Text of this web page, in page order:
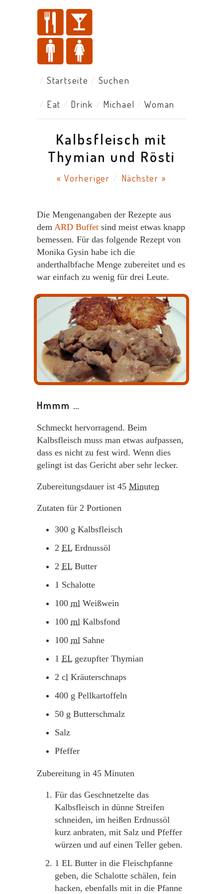
Startseite Suchen
Eat Drink Michael Woman
Kalbsfleisch mit
Thymian und Rösti
« Vorheriger / Nächster »
Die Mengenangaben der Rezepte aus
dem ARD Buffet sind meist etwas knapp
bemessen. Für das folgende Rezept von
Monika Gysin habe ich die
anderthalbfache Menge zubereitet und es
war einfach zu wenig für drei Leute.
Hmmm …
Schmeckt hervorragend. Beim
Kalbsfleisch muss man etwas aufpassen,
dass es nicht zu fest wird. Wenn dies
gelingt ist das Gericht aber sehr lecker.
Zubereitungsdauer ist 45 Minuten
Zutaten für 2 Portionen
300 g Kalbsfleisch
2 EL Erdnussöl
2 EL Butter
1 Schalotte
100 ml Weißwein
100 ml Kalbsfond
100 ml Sahne
1 EL gezupfter Thymian
2 cl Kräuterschnaps
400 g Pellkartoffeln
50 g Butterschmalz
Salz
Pfeffer
Zubereitung in 45 Minuten
Für das Geschnetzelte das
Kalbsfleisch in dünne Streifen
schneiden, im heißen Erdnussöl
kurz anbraten, mit Salz und Pfeffer
würzen und auf einen Teller geben.
1 EL Butter in die Fleischpfanne
geben, die Schalotte schälen, fein
hacken, ebenfalls mit in die Pfanne